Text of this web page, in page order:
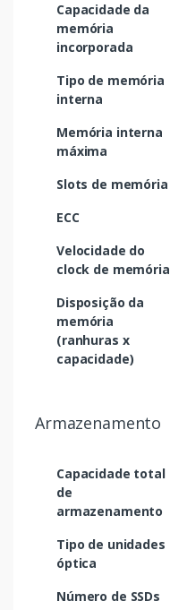
Capacidade da
memória
incorporada
Tipo de memória
interna
Memória interna
máxima
Slots de memória
ECC
Velocidade do
clock de memória
Disposição da
memória
(ranhuras x
capacidade)
Armazenamento
Capacidade total
de
armazenamento
Tipo de unidades
óptica
Número de SSDs